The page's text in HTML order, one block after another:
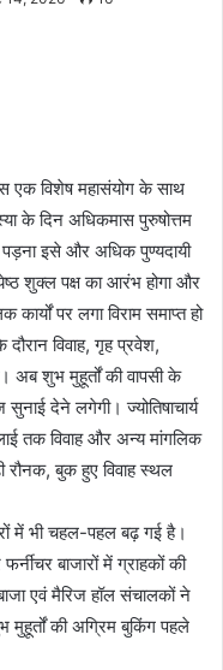
एक विशेष महासंयोग के साथ
के दिन अधिकमास पुरुषोत्तम
पड़ना इसे और अधिक पुण्यदायी
शुक्ल पक्ष का आरंभ होगा और
पर लगा विराम समाप्त हो
विवाह, गृह प्रवेश,
शुभ मुहूर्तों की वापसी के
देने लगेगी। ज्योतिषाचार्य
तक विवाह और अन्य मांगलिक
रौनक, बुक हुए विवाह स्थल
में भी चहल-पहल बढ़ गई है।
बाजारों में ग्राहकों की
एवं मैरिज हॉल संचालकों ने
की अग्रिम बुकिंग पहले